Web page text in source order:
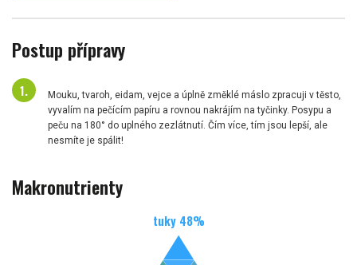
Postup přípravy
Mouku, tvaroh, eidam, vejce a úplně změklé máslo zpracuji v těsto,
vyvalím na pečícím papíru a rovnou nakrájím na tyčinky. Posypu a
peču na 180° do uplného zezlátnutí. Čím více, tím jsou lepší, ale
nesmíte je spálit!
Makronutrienty
tuky 48%